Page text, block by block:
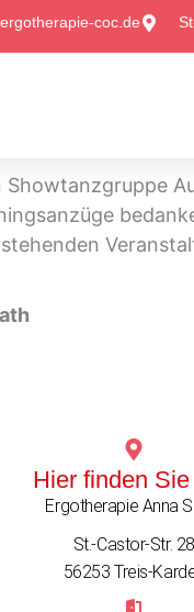
coc.de
Showtanzgruppe
Hier finden
Ergotherapie Anna
St.-Castor-Str. 28
56253 Treis-